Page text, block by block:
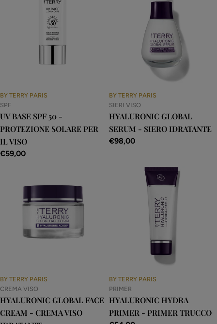
BY TERRY PARIS
SPF
UV BASE SPF 50 -
PROTEZIONE SOLARE PER
IL VISO
Prezzo
€59,00
BY TERRY PARIS
SIERI VISO
HYALURONIC GLOBAL
SERUM - SIERO IDRATANTE
Prezzo
€98,00
BY TERRY PARIS
CREMA VISO
HYALURONIC GLOBAL FACE
CREAM - CREMA VISO
BY TERRY PARIS
PRIMER
HYALURONIC HYDRA
PRIMER - PRIMER TRUCCO